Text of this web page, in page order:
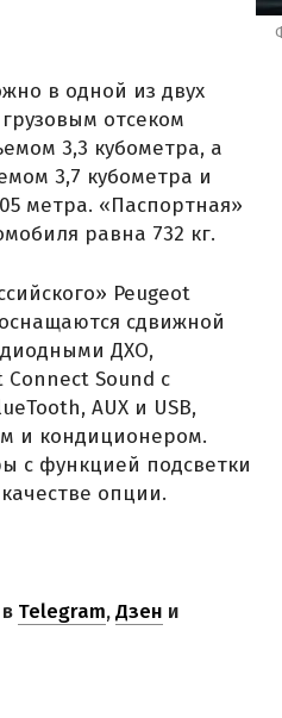
в одной из двух
отсеком
3,3 кубометра, а
3,7 кубометра и
метра. «Паспортная»
равна 732 кг.
Peugeot
сдвижной
ДХО,
Connect Sound с
AUX и USB,
и кондиционером.
с функцией подсветки
опции.
Telegram,Дзен и